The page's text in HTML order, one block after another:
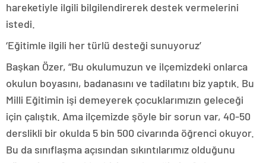
hareketiyle ilgili bilgilendirerek destek vermelerini
istedi.
‘Eğitimle ilgili her türlü desteği sunuyoruz’
Başkan Özer, “Bu okulumuzun ve ilçemizdeki onlarca
okulun boyasını, badanasını ve tadilatını biz yaptık. Bu
Milli Eğitimin işi demeyerek çocuklarımızın geleceği
için çalıştık. Ama ilçemizde şöyle bir sorun var, 40-50
derslikli bir okulda 5 bin 500 civarında öğrenci okuyor.
Bu da sınıflaşma açısından sıkıntılarımız olduğunu